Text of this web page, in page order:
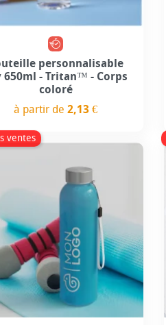
personnalisable
650ml - Tritan™ - Corps
coloré
à partir de2,13 €
ventes